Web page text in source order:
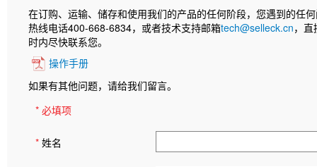
在订购、运输、储存和使用我们的产品的任何阶段，您遇到的任
热线电话400-668-6834，或者技术支持邮箱tech@selleck.cn，
时内尽快联系您。
操作手册
如果有其他问题，请给我们留言。
* 必填项
* 姓名